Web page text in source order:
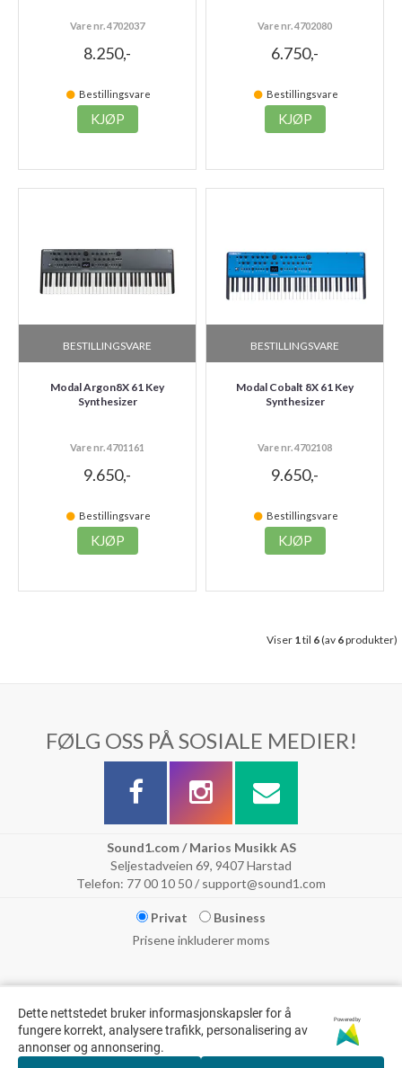
Vare nr. 4702037
8.250,-
Bestillingsvare
KJØP
Vare nr. 4702080
6.750,-
Bestillingsvare
KJØP
BESTILLINGSVARE
Modal Argon8X 61 Key
Synthesizer
Vare nr. 4701161
9.650,-
Bestillingsvare
KJØP
BESTILLINGSVARE
Modal Cobalt 8X 61 Key
Synthesizer
Vare nr. 4702108
9.650,-
Bestillingsvare
KJØP
Viser 1 til 6(av 6produkter)
FØLG OSS PÅ SOSIALE MEDIER!
Sound1.com / Marios Musikk AS
Seljestadveien 69, 9407 Harstad
Telefon: 77 00 10 50 / support@sound1.com
Privat
Business
Prisene inkluderer moms
Dette nettstedet bruker informasjonskapsler for å
fungere korrekt, analysere trafikk, personalisering av
annonser og annonsering.
Powered by